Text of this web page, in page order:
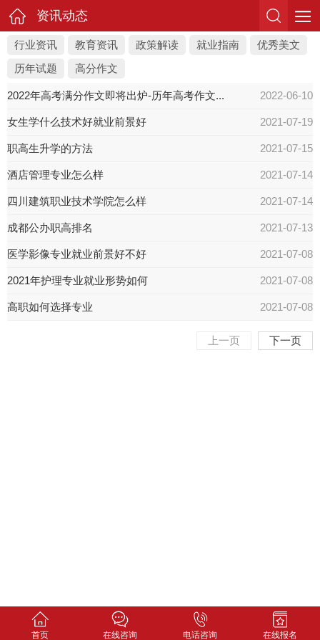
资讯动态
行业资讯 教育资讯 政策解读 就业指南
优秀美文
历年试题
高分作文
2022-06-10
2022年高考满分作文即将出炉-历年高考作文...
2021-07-19
女生学什么技术好就业前景好
2021-07-15
职高生升学的方法
2021-07-14
酒店管理专业怎么样
2021-07-14
四川建筑职业技术学院怎么样
2021-07-13
成都公办职高排名
2021-07-08
医学影像专业就业前景好不好
2021-07-08
2021年护理专业就业形势如何
2021-07-08
高职如何选择专业
上一页 下一页
首页 在线咨询 电话咨询 在线报名